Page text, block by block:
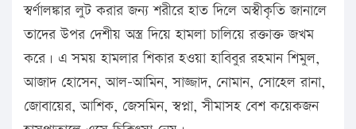
স্বর্ণালঙ্কার লুট করার জন্য শরীরে হাত দিলে অস্বীকৃতি জানালে
তাদের উপর দেশীয় অস্ত্র দিয়ে হামলা চালিয়ে রক্তাক্ত জখম
করে। এ সময় হামলার শিকার হওয়া হাবিবুর রহমান শিমুল,
আজাদ হোসেন, আল-আমিন, সাজ্জাদ, নোমান, সোহেল রানা,
জোবায়ের, আশিক, জেসমিন, স্বপ্না, সীমাসহ বেশ কয়েকজন